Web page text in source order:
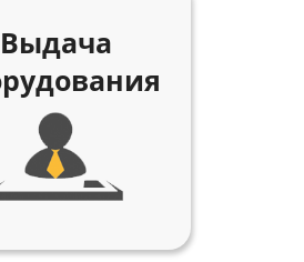
Выдача